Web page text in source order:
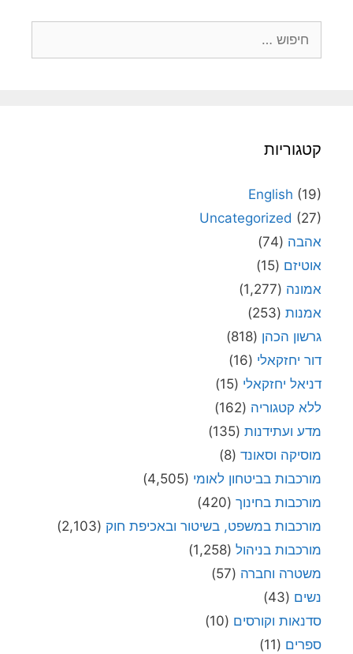
קטגוריות
English (19)
Uncategorized (27)
אהבה (74)
אוטיזם (15)
אמונה (1,277)
אמנות (253)
גרשון הכהן (818)
דור יחזקאלי (16)
דניאל יחזקאלי (15)
ללא קטגוריה (162)
מדע ועתידנות (135)
מוסיקה וסאונד (8)
מורכבות בביטחון לאומי (4,505)
מורכבות בחינוך (420)
מורכבות במשפט, בשיטור ובאכיפת חוק (2,103)
מורכבות בניהול (1,258)
משטרה וחברה (57)
נשים (43)
סדנאות וקורסים (10)
ספרים (11)